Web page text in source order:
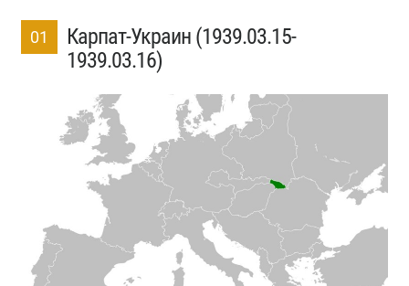
01
Карпат-Украин (1939.03.15-
1939.03.16)